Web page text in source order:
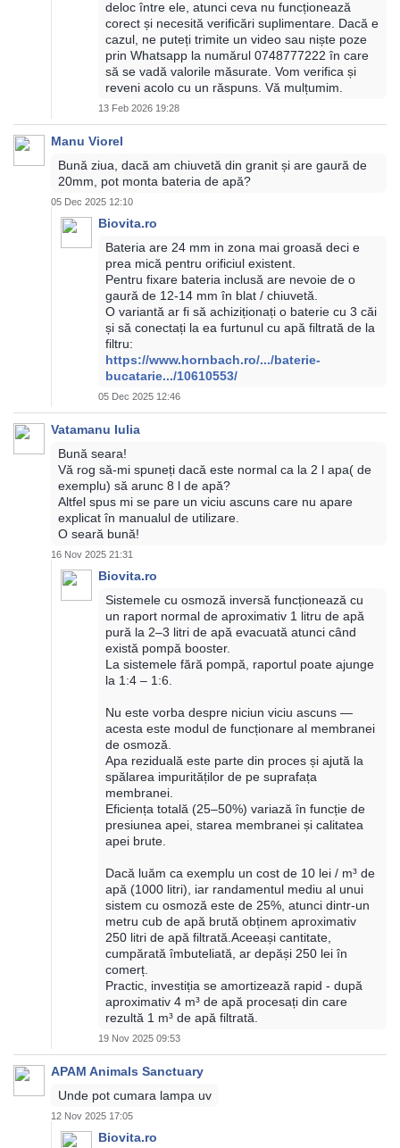
deloc între ele, atunci ceva nu funcționează
corect și necesită verificări suplimentare. Dacă e
cazul, ne puteți trimite un video sau niște poze
prin Whatsapp la numărul 0748777222 în care
să se vadă valorile măsurate. Vom verifica și
reveni acolo cu un răspuns. Vă mulțumim.
13 Feb 2026 19:28
Manu Viorel
Bună ziua, dacă am chiuvetă din granit și are gaură de
20mm, pot monta bateria de apă?
05 Dec 2025 12:10
Biovita.ro
Bateria are 24 mm in zona mai groasă deci e
prea mică pentru orificiul existent.
Pentru fixare bateria inclusă are nevoie de o
gaură de 12-14 mm în blat / chiuvetă.
O variantă ar fi să achiziționați o baterie cu 3 căi
și să conectați la ea furtunul cu apă filtrată de la
filtru:
https://www.hornbach.ro/.../baterie-
bucatarie.../10610553/
05 Dec 2025 12:46
Vatamanu Iulia
Bună seara!
Vă rog să-mi spuneți dacă este normal ca la 2 l apa( de
exemplu) să arunc 8 l de apă?
Altfel spus mi se pare un viciu ascuns care nu apare
explicat în manualul de utilizare.
O seară bună!
16 Nov 2025 21:31
Biovita.ro
Sistemele cu osmoză inversă funcționează cu
un raport normal de aproximativ 1 litru de apă
pură la 2–3 litri de apă evacuată atunci când
există pompă booster.
La sistemele fără pompă, raportul poate ajunge
la 1:4 – 1:6.
Nu este vorba despre niciun viciu ascuns —
acesta este modul de funcționare al membranei
de osmoză.
Apa reziduală este parte din proces și ajută la
spălarea impurităților de pe suprafața
membranei.
Eficiența totală (25–50%) variază în funcție de
presiunea apei, starea membranei și calitatea
apei brute.
Dacă luăm ca exemplu un cost de 10 lei / m³ de
apă (1000 litri), iar randamentul mediu al unui
sistem cu osmoză este de 25%, atunci dintr-un
metru cub de apă brută obținem aproximativ
250 litri de apă filtrată.Aceeași cantitate,
cumpărată îmbuteliată, ar depăși 250 lei în
comerț.
Practic, investiția se amortizează rapid - după
aproximativ 4 m³ de apă procesați din care
rezultă 1 m³ de apă filtrată.
19 Nov 2025 09:53
APAM Animals Sanctuary
Unde pot cumara lampa uv
12 Nov 2025 17:05
Biovita.ro